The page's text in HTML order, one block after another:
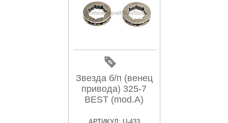
Звезда б/п (венец
привода) 325-7
BEST (mod.A)